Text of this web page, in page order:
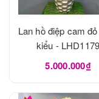
Lan hồ điệp cam
kiểu - LHD1179
5.000.000₫